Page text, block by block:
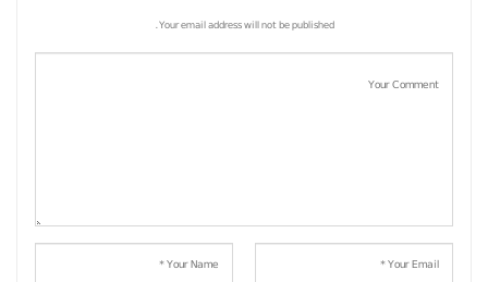
Your email address will not be published.